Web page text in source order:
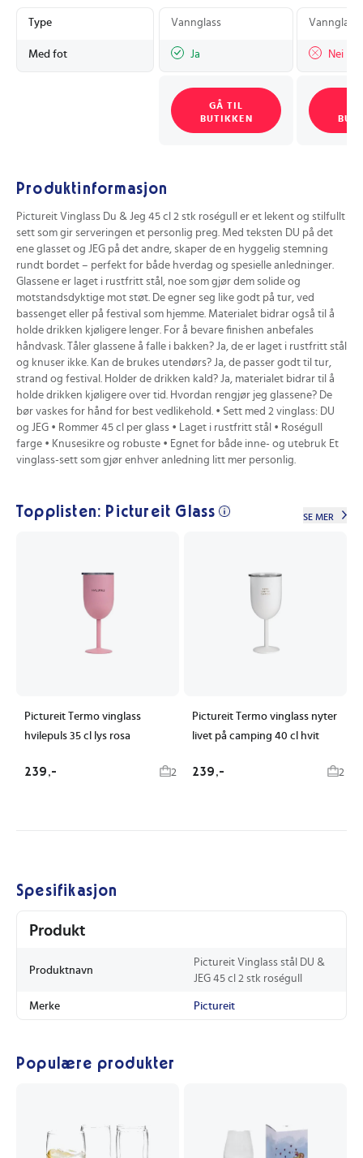
Type Vannglass Vannglass
Med fot Ja Nei
GÅ TIL
BUTIKKEN
Produktinformasjon
Pictureit Vinglass Du & Jeg 45 cl 2 stk roségull er et lekent og stilfullt
sett som gir serveringen et personlig preg. Med teksten DU på det
ene glasset og JEG på det andre, skaper de en hyggelig stemning
rundt bordet – perfekt for både hverdag og spesielle anledninger.
Glassene er laget i rustfritt stål, noe som gjør dem solide og
motstandsdyktige mot støt. De egner seg like godt på tur, ved
bassenget eller på festival som hjemme. Materialet bidrar også til å
holde drikken kjøligere lenger. For å bevare finishen anbefales
håndvask. Tåler glassene å falle i bakken? Ja, de er laget i rustfritt stål
og knuser ikke. Kan de brukes utendørs? Ja, de passer godt til tur,
strand og festival. Holder de drikken kald? Ja, materialet bidrar til å
holde drikken kjøligere over tid. Hvordan rengjør jeg glassene? De
bør vaskes for hånd for best vedlikehold. • Sett med 2 vinglass: DU
og JEG • Rommer 45 cl per glass • Laget i rustfritt stål • Roségull
farge • Knusesikre og robuste • Egnet for både inne- og utebruk Et
vinglass-sett som gjør enhver anledning litt mer personlig.
Topplisten: Pictureit Glass SE MER
Pictureit Termo vinglass
hvilepuls 35 cl lys rosa
239,- 2
Pictureit Termo vinglass nyter
livet på camping 40 cl hvit
239,- 2
Spesifikasjon
Produkt
Produktnavn
Pictureit Vinglass stål DU &
JEG 45 cl 2 stk roségull
Merke Pictureit
Populære produkter